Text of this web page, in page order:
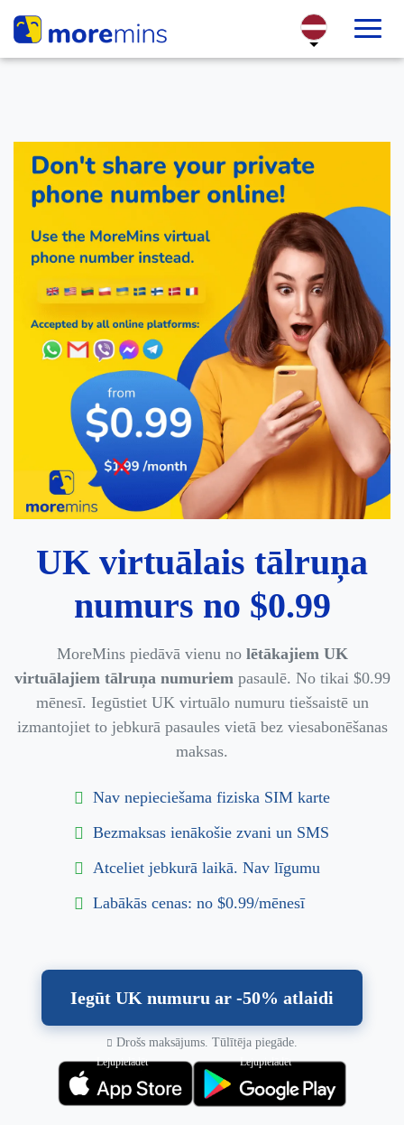
UK virtuālais tālruņa
numurs no $0.99
MoreMins piedāvā vienu no lētākajiem UK
virtuālajiem tālruņa numuriempasaulē. No tikai $0.99
mēnesī. Iegūstiet UK virtuālo numuru tiešsaistē un
izmantojiet to jebkurā pasaules vietā bez viesabonēšanas
maksas.
Nav nepieciešama fiziska SIM karte
Bezmaksas ienākošie zvani un SMS
Atceliet jebkurā laikā. Nav līgumu
Labākās cenas: no $0.99/mēnesī
Iegūt UK numuru ar -50% atlaidi
Drošs maksājums. Tūlītēja piegāde.
Lejupielādēt Lejupielādēt